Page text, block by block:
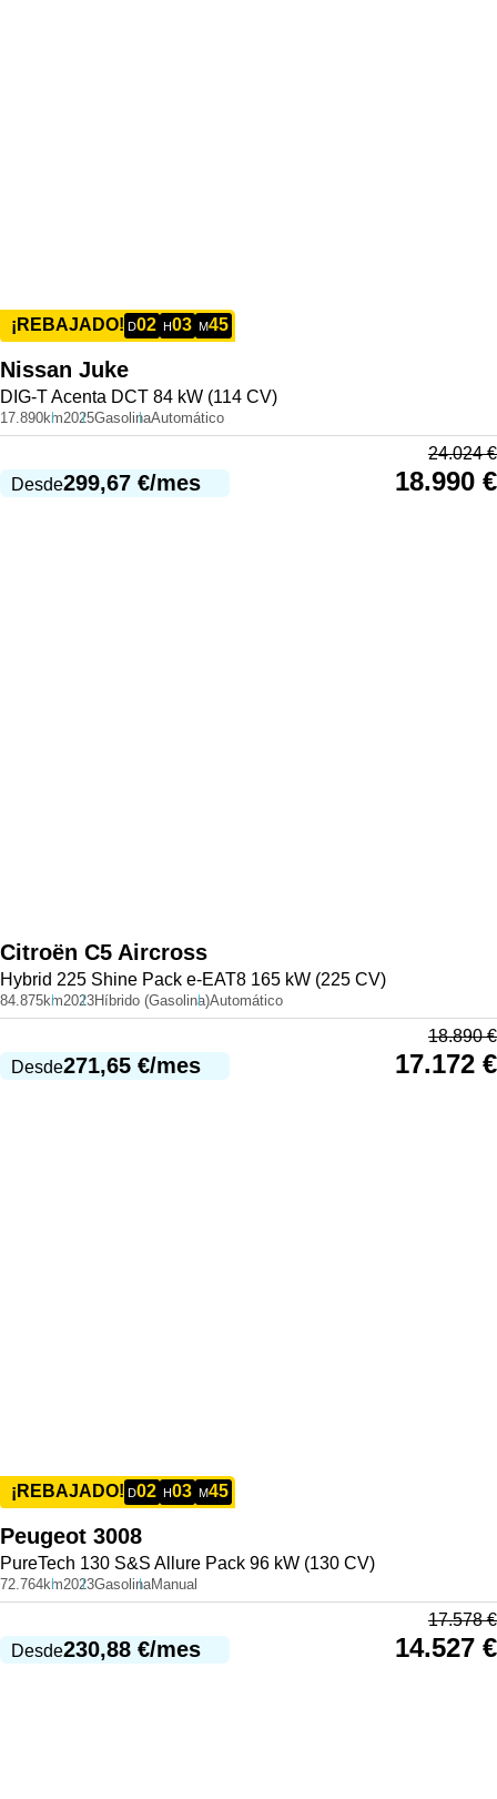
¡REBAJADO! D02 H03 M45
Nissan Juke
DIG-T Acenta DCT 84 kW (114 CV)
17.890km2025GasolinaAutomático
Desde299,67 €/mes
24.024€
18.990 €
Citroën C5 Aircross
Hybrid 225 Shine Pack e-EAT8 165 kW (225 CV)
84.875km2023Híbrido (Gasolina)Automático
Desde271,65 €/mes
18.890€
17.172 €
¡REBAJADO! D02 H03 M45
Peugeot 3008
PureTech 130 S&S Allure Pack 96 kW (130 CV)
72.764km2023GasolinaManual
Desde230,88 €/mes
17.578€
14.527 €